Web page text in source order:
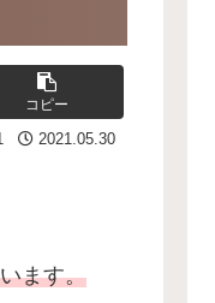
コピー
2021.05.30
ます。